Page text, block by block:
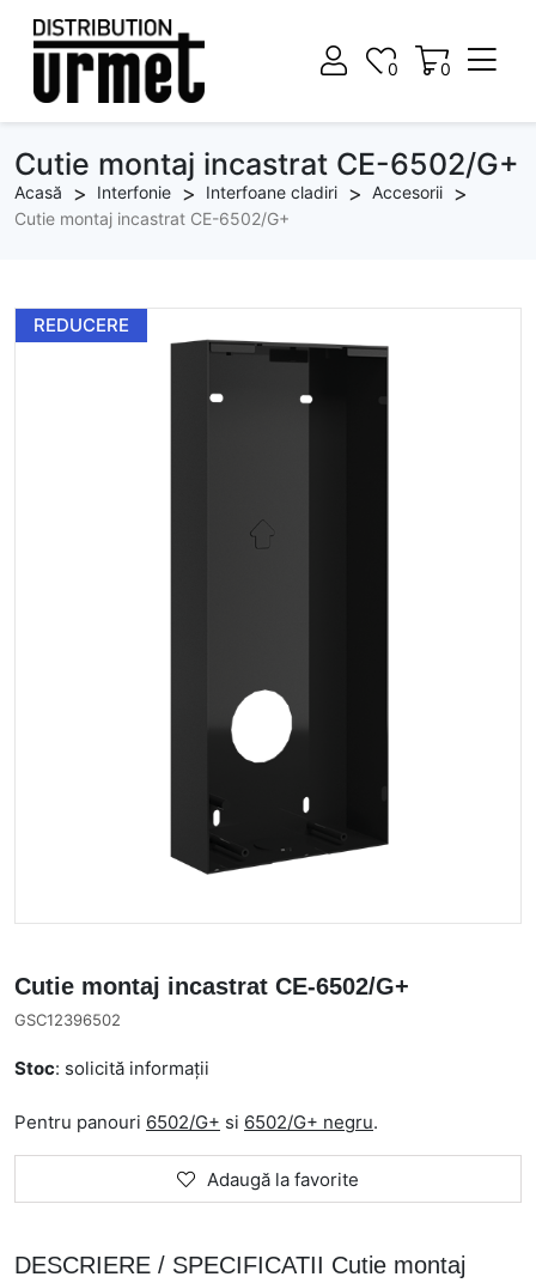
0
0 0
Cutie montaj incastrat CE-6502/G+
Acasă Interfonie Interfoane cladiri
Accesorii
Cutie montaj incastrat CE-6502/G+
REDUCERE
Cutie montaj incastrat CE-6502/G+
GSC12396502
Stoc: solicită informații
Pentru panouri 6502/G+ si 6502/G+ negru.
Adaugă la favorite
DESCRIERE / SPECIFICATII Cutie montaj